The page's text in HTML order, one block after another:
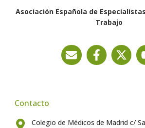
Asociación Española de
Trabajo
Contacto
Colegio de Médicos de Madrid c/